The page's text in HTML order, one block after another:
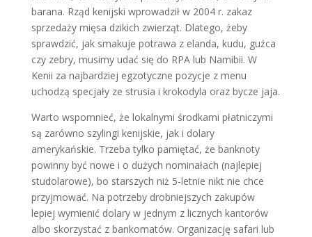
barana. Rząd kenijski wprowadził w 2004 r. zakaz
sprzedaży mięsa dzikich zwierząt. Dlatego, żeby
sprawdzić, jak smakuje potrawa z elanda, kudu, guźca
czy zebry, musimy udać się do RPA lub Namibii. W
Kenii za najbardziej egzotyczne pozycje z menu
uchodzą specjały ze strusia i krokodyla oraz bycze jaja.
Warto wspomnieć, że lokalnymi środkami płatniczymi
są zarówno szylingi kenijskie, jak i dolary
amerykańskie. Trzeba tylko pamiętać, że banknoty
powinny być nowe i o dużych nominałach (najlepiej
studolarowe), bo starszych niż 5-letnie nikt nie chce
przyjmować. Na potrzeby drobniejszych zakupów
lepiej wymienić dolary w jednym z licznych kantorów
albo skorzystać z bankomatów. Organizację safari lub